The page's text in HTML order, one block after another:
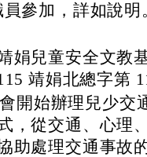
參加，詳如說明
娟兒童安全文教
靖娟北總字第
開始辦理兒少交
，從交通、心理
助處理交通事故